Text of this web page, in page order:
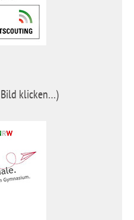
klicken…)